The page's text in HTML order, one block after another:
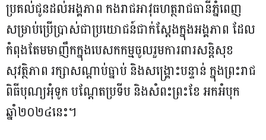
ប្រគល់ជូនដល់អង្គភាព កងរាជអាវុធហត្ថរាជធានីភ្នំពេញ
សម្រាប់ប្រើប្រាស់ជាប្រយោជន៍ជាក់ស្ដែងក្នុងអង្គភាព ដែល
កំពុងតែមមាញឹកក្នុងបេសកកម្មចូលរួមការពារសន្តិសុខ
សុវត្ថិភាព រក្សាសណ្តាប់ធ្នាប់ និងសង្គ្រោះបន្ទាន់ ក្នុងព្រះរាជ
ពិធីបុណ្យអុំទូក បណ្តែតប្រទីប និងសំពះព្រះខែ អកអំបុក
ឆ្នាំ២០២៤នេះ។